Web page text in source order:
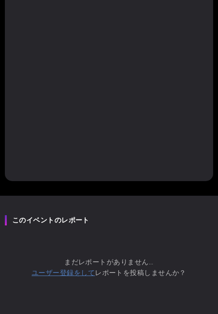
このイベントのレポート
まだレポートがありません...
ユーザー登録をして レポートを投稿しませんか？